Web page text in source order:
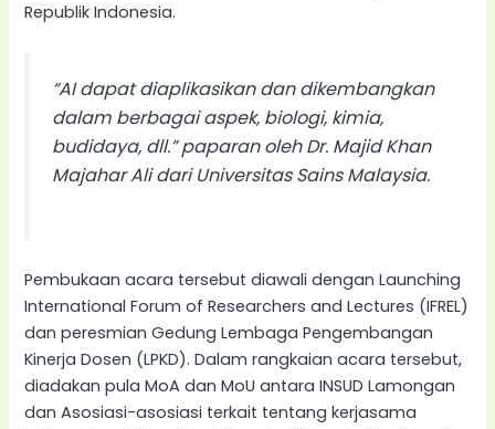
Republik Indonesia.
“AI dapat diaplikasikan dan dikembangkan
dalam berbagai aspek, biologi, kimia,
budidaya, dll.”paparan oleh Dr. Majid Khan
Majahar Ali dari Universitas Sains Malaysia.
Pembukaan acara tersebut diawali dengan Launching
International Forum of Researchers and Lectures (IFREL)
dan peresmian Gedung Lembaga Pengembangan
Kinerja Dosen (LPKD). Dalam rangkaian acara tersebut,
diadakan pula MoA dan MoU antara INSUD Lamongan
dan Asosiasi-asosiasi terkait tentang kerjasama